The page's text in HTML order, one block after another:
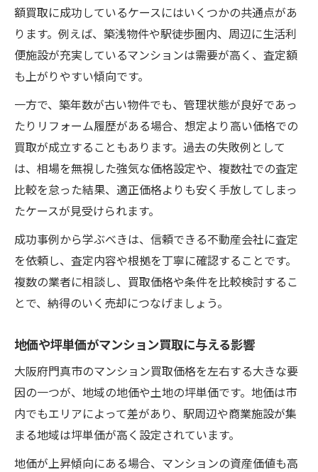
額買取に成功しているケースにはいくつかの共通点があ
ります。例えば、築浅物件や駅徒歩圏内、周辺に生活利
便施設が充実しているマンションは需要が高く、査定額
も上がりやすい傾向です。
一方で、築年数が古い物件でも、管理状態が良好であっ
たりリフォーム履歴がある場合、想定より高い価格での
買取が成立することもあります。過去の失敗例として
は、相場を無視した強気な価格設定や、複数社での査定
比較を怠った結果、適正価格よりも安く手放してしまっ
たケースが見受けられます。
成功事例から学ぶべきは、信頼できる不動産会社に査定
を依頼し、査定内容や根拠を丁寧に確認することです。
複数の業者に相談し、買取価格や条件を比較検討するこ
とで、納得のいく売却につなげましょう。
地価や坪単価がマンション買取に与える影響
大阪府門真市のマンション買取価格を左右する大きな要
因の一つが、地域の地価や土地の坪単価です。地価は市
内でもエリアによって差があり、駅周辺や商業施設が集
まる地域は坪単価が高く設定されています。
地価が上昇傾向にある場合、マンションの資産価値も高